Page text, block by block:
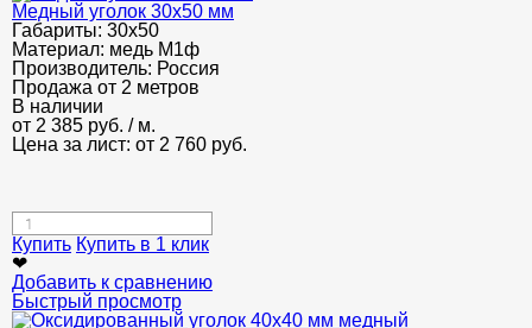
Медный уголок 30х50 мм
Габариты: 30х50
Материал: медь М1ф
Производитель: Россия
Продажа от 2 метров
В наличии
от 2 385 руб. / м.
Цена за лист: от 2 760 руб.
Купить Купить в 1 клик
❤
Добавить к сравнению
Быстрый просмотр